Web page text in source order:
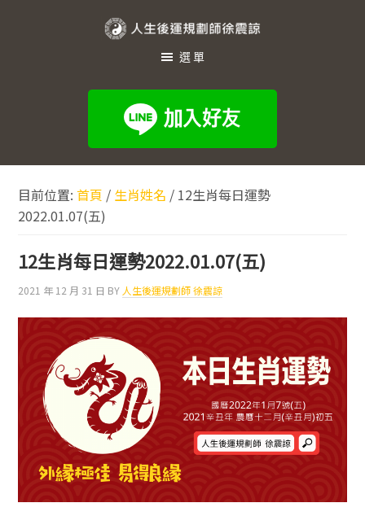
規
師
徐
震
諒
選單
目前位置:首頁 / 生肖姓名 / 12生肖每日運勢
2022.01.07(五)
12生肖每日運勢2022.01.07(五)
2021 年 12 月 31 日 BY 人生後運規劃師 徐震諒